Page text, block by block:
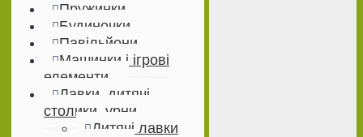
Пружинки
Будиночки
Павільйони
Машинки і ігрові
елементи
Лавки, дитячі
столики, урни
Дитячі лавки